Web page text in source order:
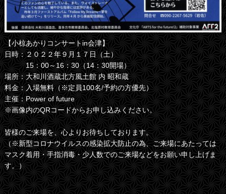
【小椋あかりコンサートin会津】
日時：２０２２年９月１７日（土）
15：00～16：30（14：30開場）
場所：大和川酒蔵北方風土館 内 昭和蔵
料金：入場無料（※定員100名/予約の方優先）
主催：Power of future
※画像内のQRコードからお申し込みください。
皆様のご来場を、心よりお待ちしております。
（※新型コロナウイルスの感染拡大防止の為、ご来場にあたっては
マスク着用・手指消毒・少人数でのご来場などをお願い申し上げま
す。）